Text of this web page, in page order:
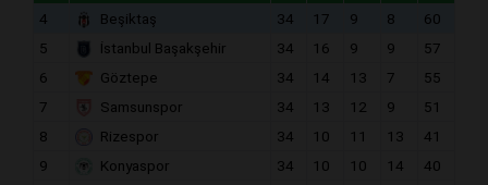
4
Beşiktaş 34 17 9 8
60
5
İstanbul Başakşehir 34 16 9 9
57
6
Göztepe 34 14 13 7
55
7
Samsunspor 34 13 12 9
51
8
Rizespor 34 10 11 13
41
9
Konyaspor 34 10 10 14
40